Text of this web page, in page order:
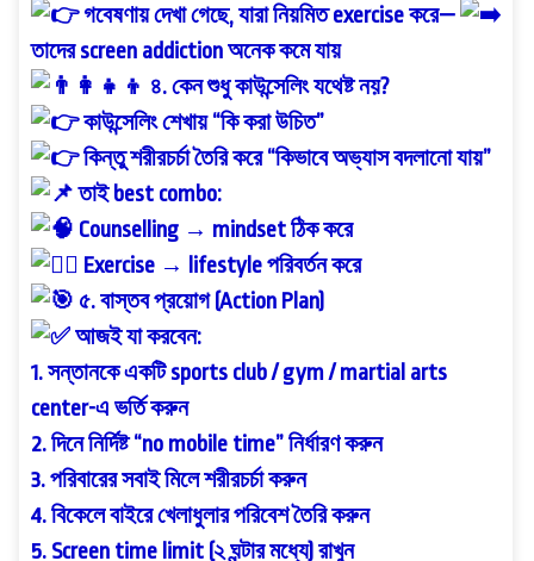
গবেষণায় দেখা গেছে, যারা নিয়মিত exercise করে—
তাদের screen addiction অনেক কমে যায়
৪. কেন শুধু কাউন্সেলিং যথেষ্ট নয়?
কাউন্সেলিং শেখায় “কি করা উচিত”
কিন্তু শরীরচর্চা তৈরি করে “কিভাবে অভ্যাস বদলানো যায়”
তাই best combo:
Counselling → mindset ঠিক করে
Exercise → lifestyle পরিবর্তন করে
৫. বাস্তব প্রয়োগ (Action Plan)
আজই যা করবেন:
1. সন্তানকে একটি sports club / gym / martial arts
center-এ ভর্তি করুন
2. দিনে নির্দিষ্ট “no mobile time” নির্ধারণ করুন
3. পরিবারের সবাই মিলে শরীরচর্চা করুন
4. বিকেলে বাইরে খেলাধুলার পরিবেশ তৈরি করুন
5. Screen time limit (২ ঘন্টার মধ্যে) রাখুন